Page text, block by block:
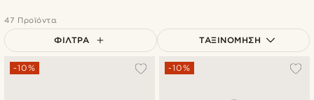
47 Προϊόντα
ΦΊΛΤΡΑ ΤΑΞΙΝΌΜΗΣΗ
Δημοφιλέστερα
-10% -10%